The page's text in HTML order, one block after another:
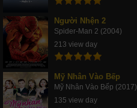
Người Nhện 2
Spider-Man 2 (2004)
213 view day
Mỹ Nhân Vào Bếp
Mỹ Nhân Vào Bếp (2017)
135 view day